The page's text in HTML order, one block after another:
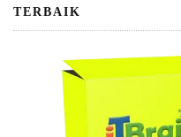
TERBAIK